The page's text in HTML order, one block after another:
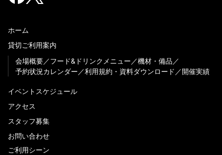
ホーム
貸切ご利用案内
会場概要
フード&ドリンクメニュー
機材・備品
予約状況カレンダー
利用規約・資料ダウンロード 開催実績
イベントスケジュール
アクセス
スタッフ募集
お問い合わせ
ご利用シーン